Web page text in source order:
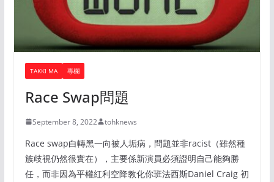
TAKKI MA 專欄
Race Swap問題
September 8, 2022 tohknews
Race swap白轉黑一向被人垢病，問題並非racist（雖然種
族歧視仍然很實在），主要係新演員必須證明自己能夠勝
任，而非因為平權紅利空降教化你班法西斯Daniel Craig 初